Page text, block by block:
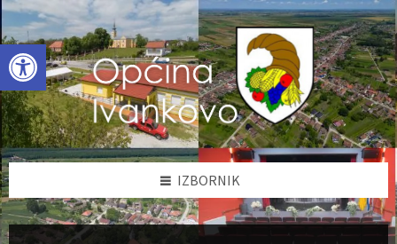
Open toolbar
Skip
to
content
Skip
to
left
sidebar
Skip
to
footer
IZBORNIK